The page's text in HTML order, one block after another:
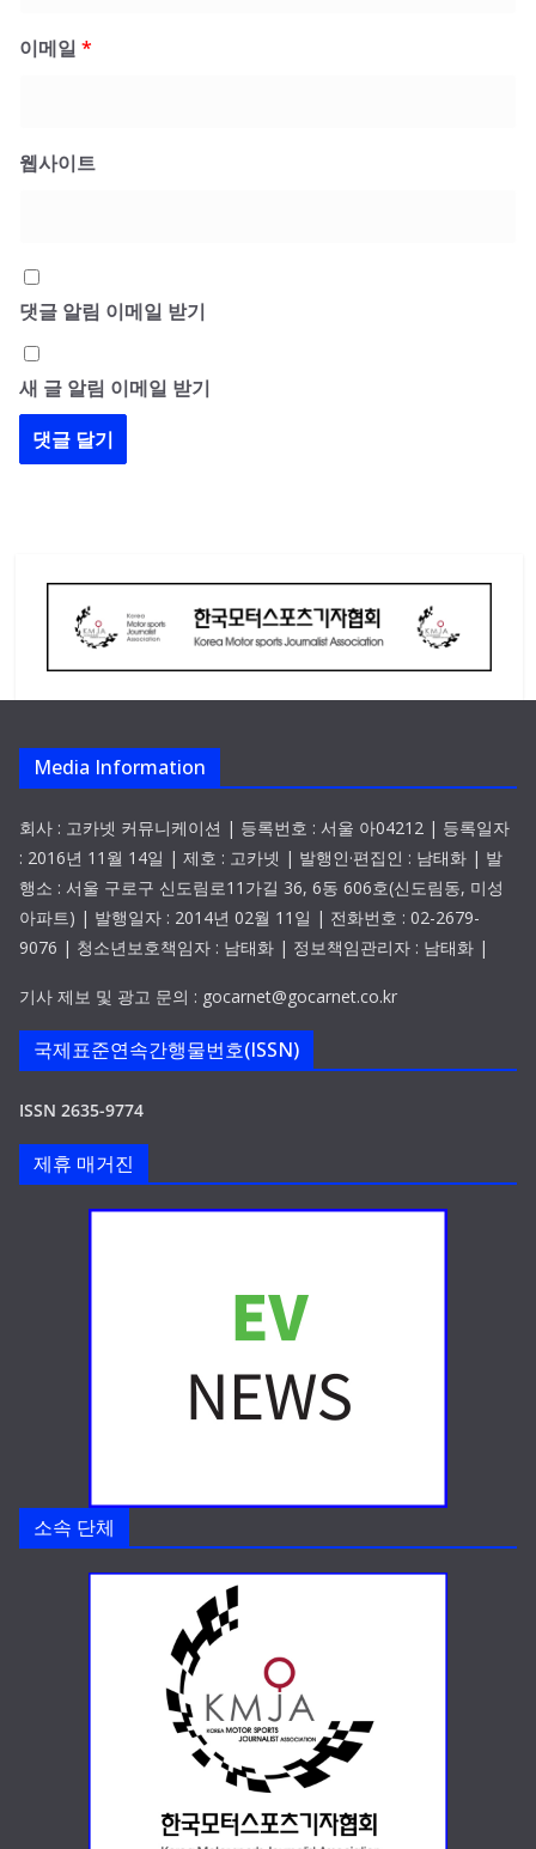
이메일 *
웹사이트
댓글 알림 이메일 받기
새 글 알림 이메일 받기
Media Information
회사 : 고카넷 커뮤니케이션 | 등록번호 : 서울 아04212 | 등록일자
: 2016년 11월 14일 | 제호 : 고카넷 | 발행인·편집인 : 남태화 | 발
행소 : 서울 구로구 신도림로11가길 36, 6동 606호(신도림동, 미성
아파트) | 발행일자 : 2014년 02월 11일 | 전화번호 : 02-2679-
9076 | 청소년보호책임자 : 남태화 | 정보책임관리자 : 남태화 |
기사 제보 및 광고 문의 : gocarnet@gocarnet.co.kr
국제표준연속간행물번호(ISSN)
ISSN 2635-9774
제휴 매거진
소속 단체